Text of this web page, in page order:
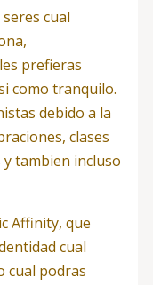
cual
prefieras
como tranquilo.
debido a la
clases
tambien incluso
Affinity, que
cual
cual podras